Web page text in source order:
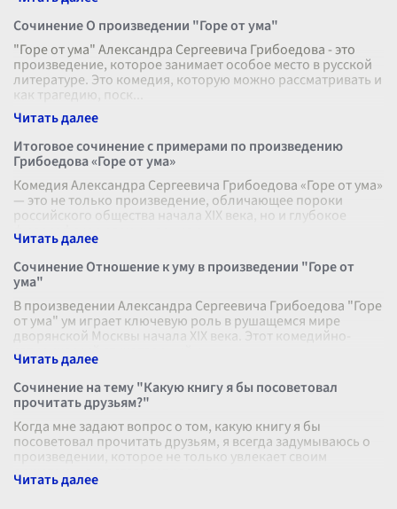
Сочинение О произведении "Горе от ума"
"Горе от ума" Александра Сергеевича Грибоедова - это
произведение, которое занимает особое место в русской
литературе. Это комедия, которую можно рассматривать и
как трагедию, поск
Итоговое сочинение с примерами по произведению
Грибоедова «Горе от ума»
Комедия Александра Сергеевича Грибоедова «Горе от ума»
— это не только произведение, обличающее пороки
российского общества начала XIX века, но и глубокое
философское размышление о
Сочинение Отношение к уму в произведении "Горе от
ума"
В произведении Александра Сергеевича Грибоедова "Горе
от ума" ум играет ключевую роль в рушащемся мире
дворянской Москвы начала XIX века. Этот комедийно-
сатирический стихотворный р
Сочинение на тему "Какую книгу я бы посоветовал
прочитать друзьям?"
Когда мне задают вопрос о том, какую книгу я бы
посоветовал прочитать друзьям, я всегда задумываюсь о
произведении, которое не только увлекает своим
сюжетом, но и оставляет след в